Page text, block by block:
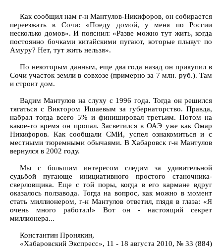
Как сообщил нам г-н Мантулов-Никифоров, он собирается
переезжать в Сочи: «Поеду домой, у меня по России
несколько домов». И пояснил: «Разве можно тут жить, когда
постоянно бочками китайскими пугают, которые плывут по
Амуру? Нет, тут жить нельзя».
По некоторым данным, еще два года назад он прикупил в
Сочи участок земли в совхозе (примерно за 7 млн. руб.). Там
и строит дом.
Вадим Мантулов на слуху с 1996 года. Тогда он решился
тягаться с Виктором Ишаевым за губернаторство. Правда,
набрал тогда всего 5% и финишировал третьим. Потом на
какое-то время он пропал. Засветился в ОАЭ уже как Омар
Никифоров. Как сообщали СМИ, успел ознакомиться и с
местными тюремными обычаями. В Хабаровск г-н Мантулов
вернулся в 2002 году.
Мы с большим интересом следим за удивительной
судьбой пугающе инициативного простого станочника-
сверловщика. Еще с той поры, когда в его кармане вдруг
оказалось ползавода. Тогда на вопрос, как можно в момент
стать миллионером, г-н Мантулов ответил, глядя в глаза: «Я
очень много работал!» Вот он - настоящий секрет
миллионера...
Константин Пронякин,
«Хабаровский Экспресс», 11 - 18 августа 2010, № 33 (884)